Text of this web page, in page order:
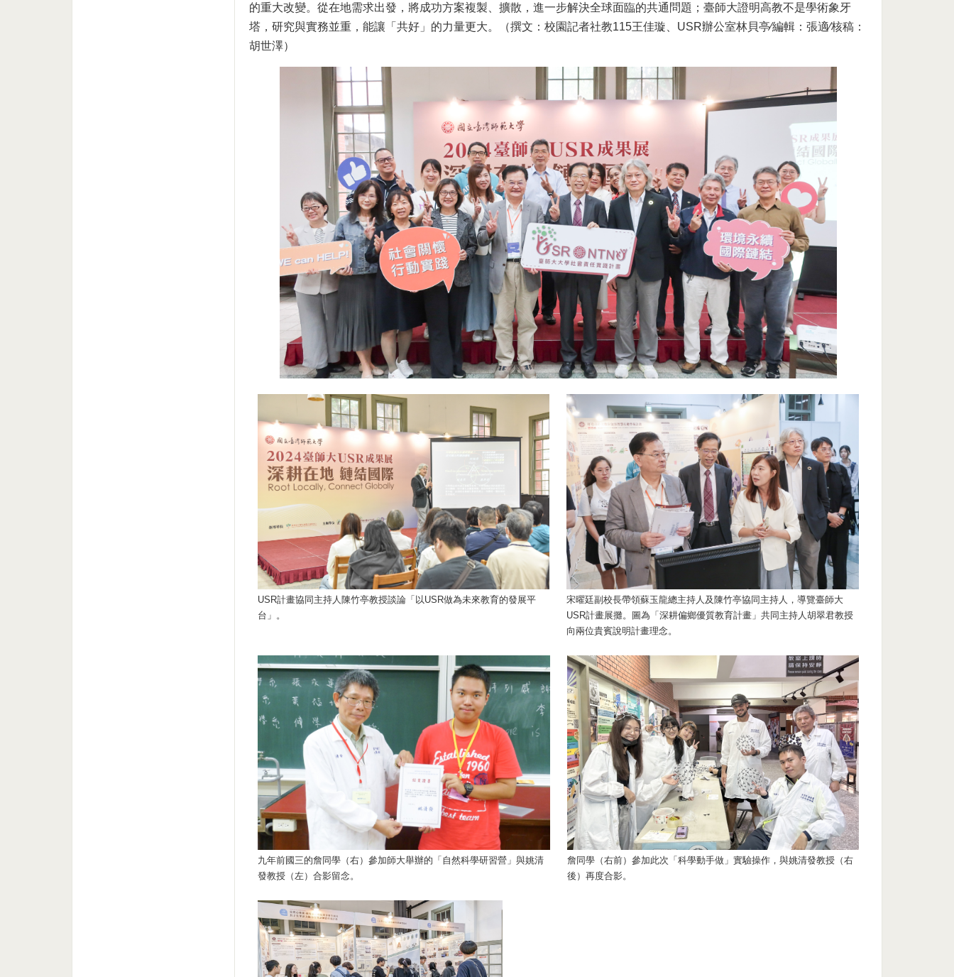
的重大改變。從在地需求出發，將成功方案複製、擴散，進一步解決全球面臨的共通問題；臺師大證明高教不是學術象牙
塔，研究與實務並重，能讓「共好」的力量更大。（撰文：校園記者社教115王佳璇、USR辦公室林貝亭∕編輯：張適∕核稿：
胡世澤）
USR計畫協同主持人陳竹亭教授談論「以USR做為未來教育的發展平
台」。
宋曜廷副校長帶領蘇玉龍總主持人及陳竹亭協同主持人，導覽臺師大
USR計畫展攤。圖為「深耕偏鄉優質教育計畫」共同主持人胡翠君教授
向兩位貴賓說明計畫理念。
九年前國三的詹同學（右）參加師大舉辦的「自然科學研習營」與姚清
發教授（左）合影留念。
詹同學（右前）參加此次「科學動手做」實驗操作，與姚清發教授（右
後）再度合影。